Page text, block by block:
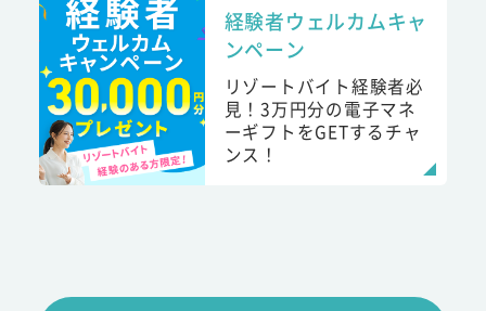
経験者ウェルカムキャ
ンペーン
リゾートバイト経験者必
見！3万円分の電子マネ
ーギフトをGETするチャ
ンス！